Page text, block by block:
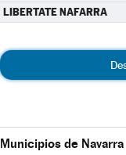
LIBERTATE NAFARRA
Municipios de Navarra